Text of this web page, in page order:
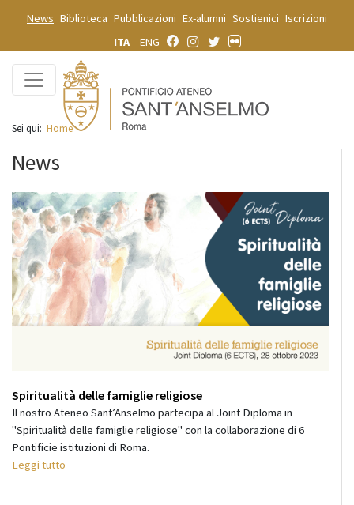
News Biblioteca Pubblicazioni Ex-alumni Sostienici Iscrizioni
ITA
ENG
Sei qui: Home
News
Spiritualità delle famiglie religiose
Il nostro Ateneo Sant’Anselmo partecipa al Joint Diploma in
"Spiritualità delle famiglie religiose" con la collaborazione di 6
Pontificie istituzioni di Roma.
Leggi tutto